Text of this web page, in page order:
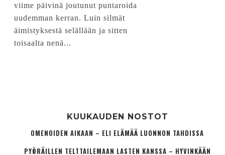
viime päivinä joutunut puntaroida
uudemman kerran. Luin silmät
äimistyksestä selällään ja sitten
toisaalta nenä...
KUUKAUDEN NOSTOT
OMENOIDEN AIKAAN – ELI ELÄMÄÄ LUONNON TAHDISSA
PYÖRÄILLEN TELTTAILEMAAN LASTEN KANSSA – HYVINKÄÄN